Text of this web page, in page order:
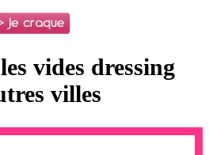
vides dressing
villes